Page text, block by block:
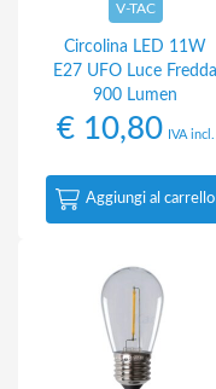
V-TAC
Circolina LED 11W
E27 UFO Luce Fredda
900 Lumen
€10,80 IVA incl.
Aggiungi al carrello